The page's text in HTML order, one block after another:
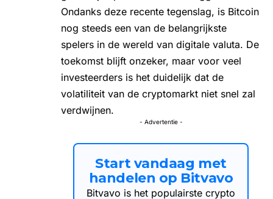
Ondanks deze recente tegenslag, is Bitcoin
nog steeds een van de belangrijkste
spelers in de wereld van digitale valuta. De
toekomst blijft onzeker, maar voor veel
investeerders is het duidelijk dat de
volatiliteit van de cryptomarkt niet snel zal
verdwijnen.
- Advertentie -
Start vandaag met
handelen op Bitvavo
Bitvavo is het populairste crypto